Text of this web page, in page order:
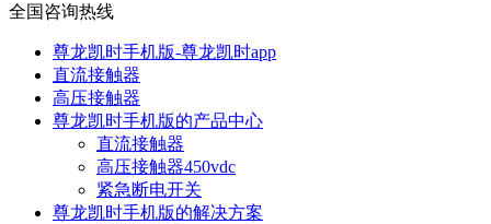
全国咨询热线
尊龙凯时手机版-尊龙凯时app
直流接触器
高压接触器
尊龙凯时手机版的产品中心
直流接触器
高压接触器450vdc
紧急断电开关
尊龙凯时手机版的解决方案